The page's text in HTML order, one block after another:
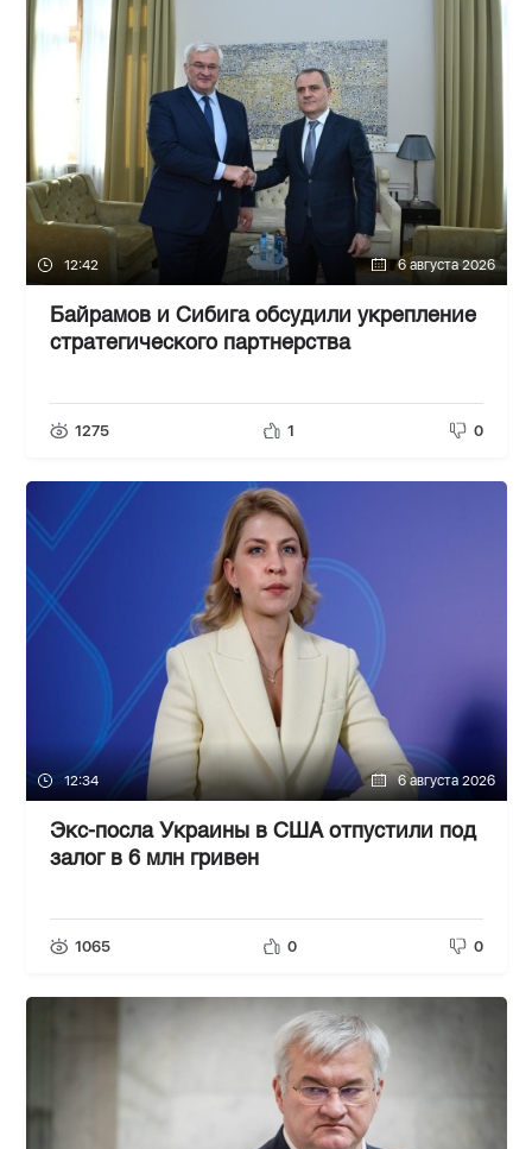
12:42 6 августа 2026
Байрамов и Сибига обсудили укрепление
стратегического партнерства
1275 1 0
12:34 6 августа 2026
Экс-посла Украины в США отпустили под
залог в 6 млн гривен
1065 0 0